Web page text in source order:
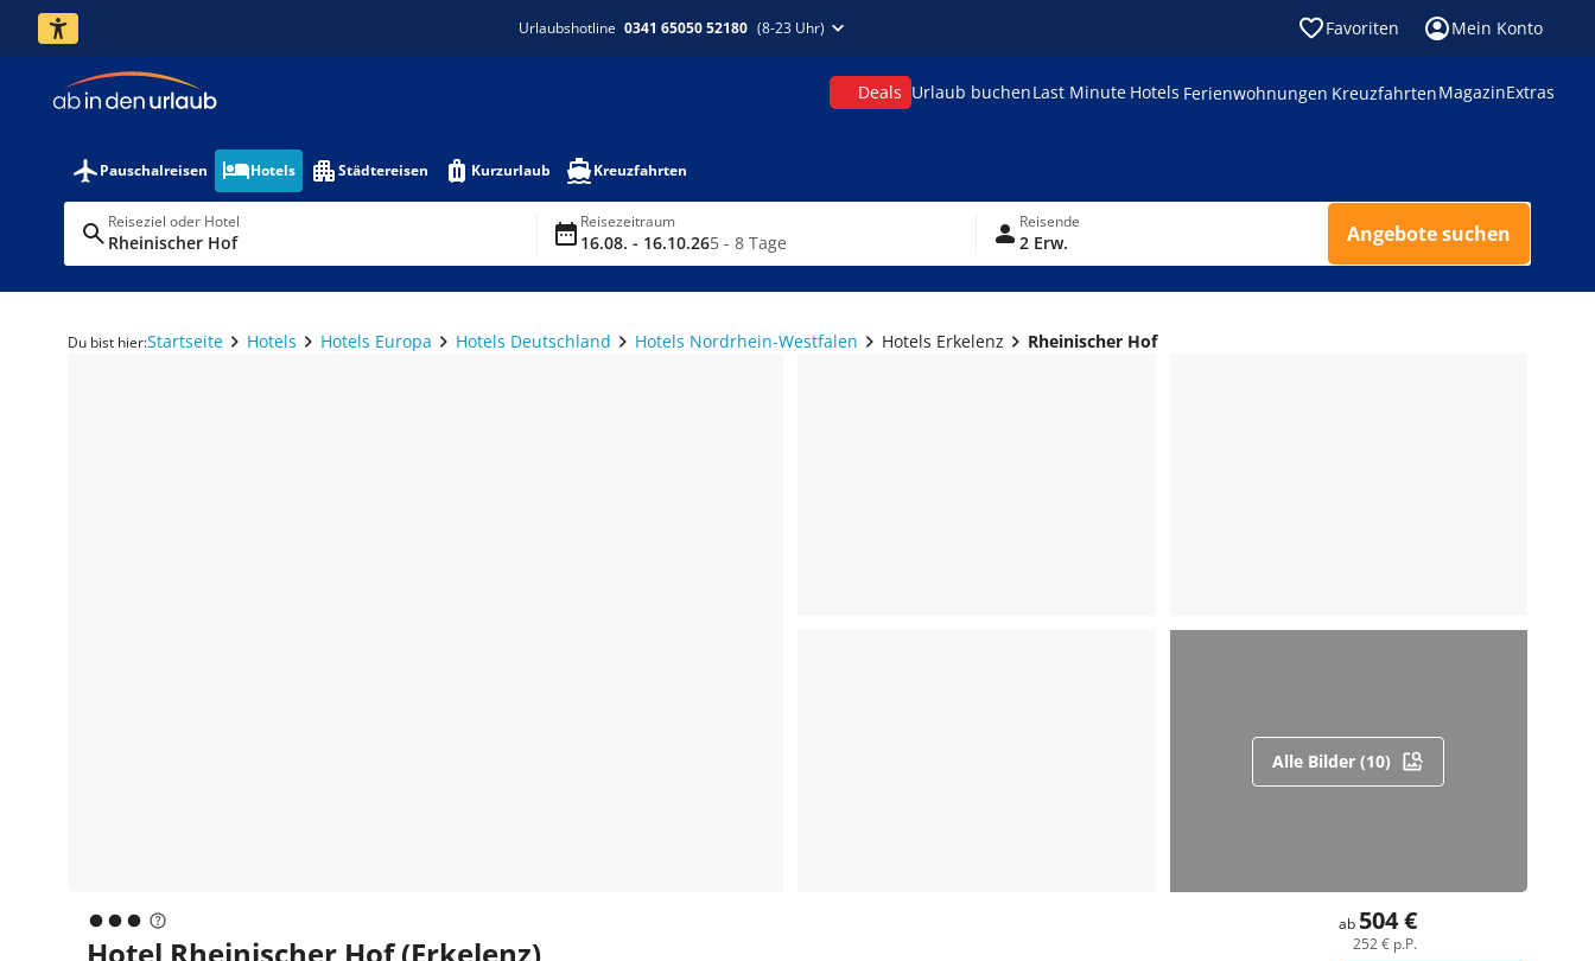
Urlaubshotline 0341 65050 52180 (8-23 Uhr) Favoriten Mein Konto
Deals Urlaub buchenLast Minute Hotels Ferienwohnungen KreuzfahrtenMagazinExtras
Pauschalreisen Hotels Städtereisen Kurzurlaub Kreuzfahrten
Reiseziel oder Hotel
Rheinischer Hof
Reisezeitraum
16.08. - 16.10.265 - 8 Tage
Reisende
2 Erw. Angebote suchen
Du bist hier:Startseite Hotels Hotels Europa Hotels Deutschland Hotels Nordrhein-Westfalen Hotels Erkelenz Rheinischer Hof
Alle Bilder (10)
ab 504 €
252 € p.P.